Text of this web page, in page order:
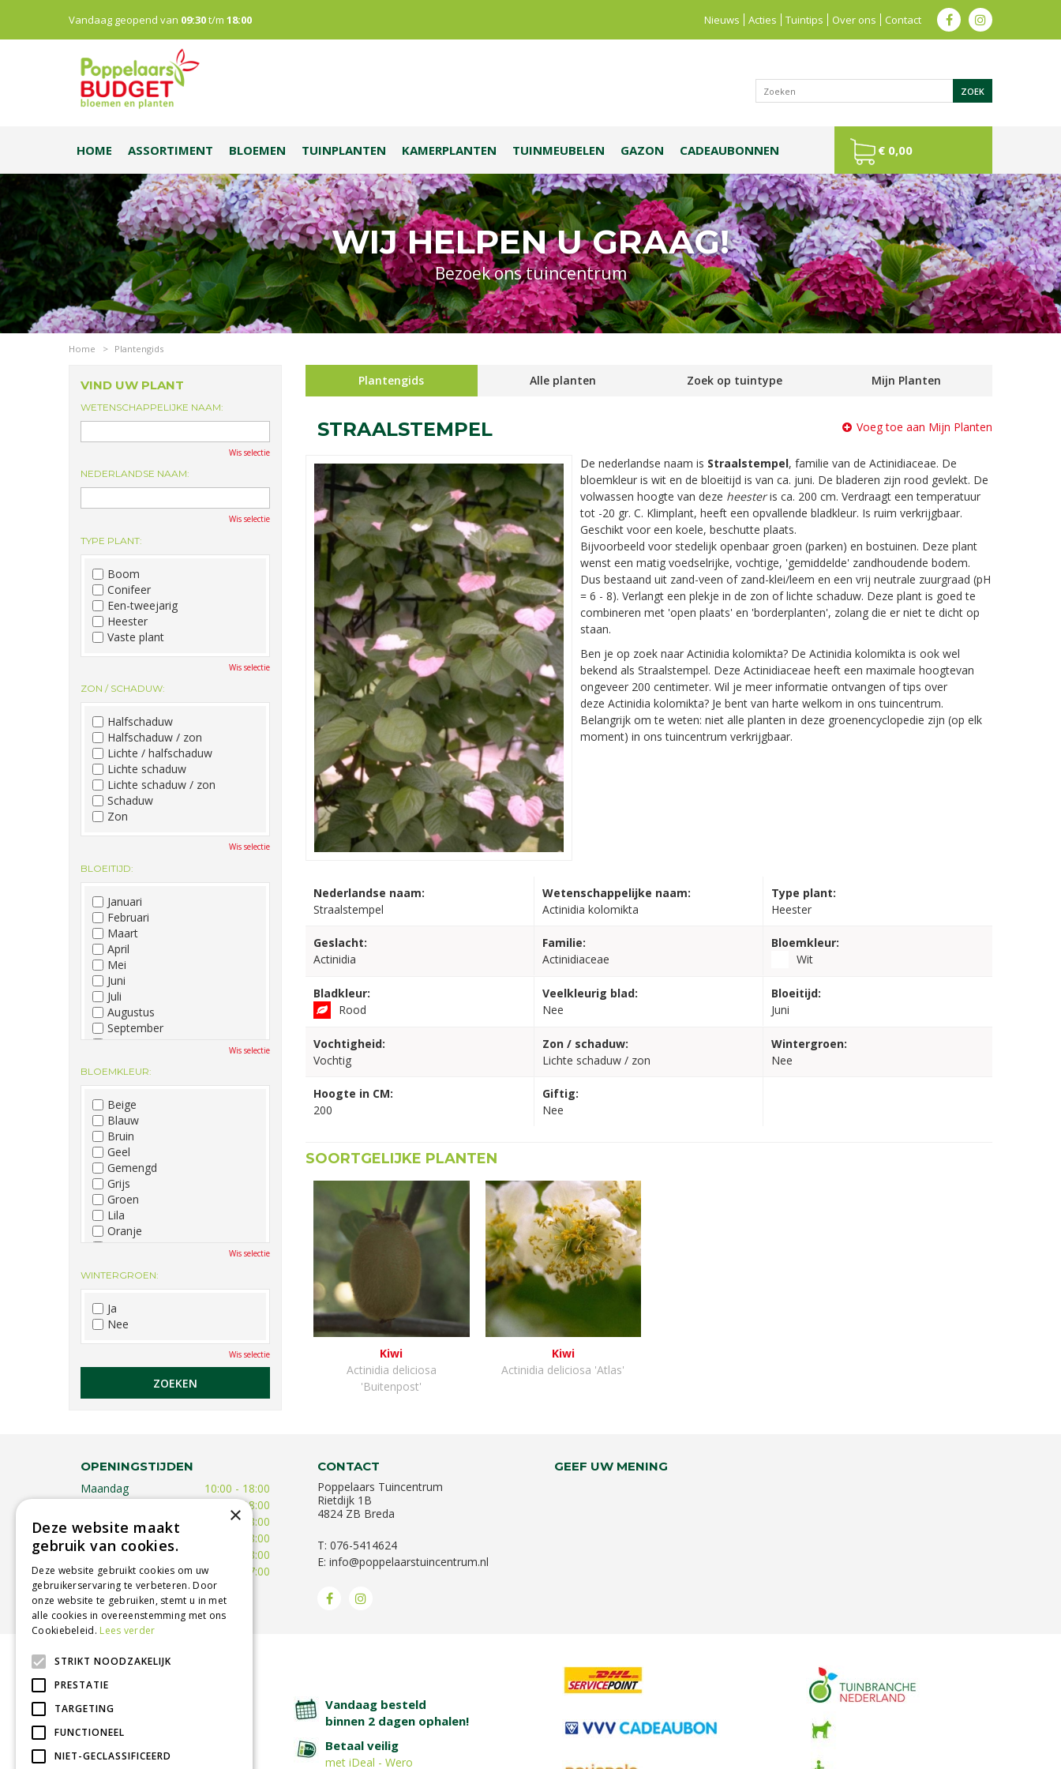
WIJ HELPEN U GRAAG!
Bezoek ons tuincentrum
Home > Plantengids
Vandaag geopend van 09:30t/m 18:00 Nieuws Acties Tuintips Over ons Contact
HOME ASSORTIMENT BLOEMEN TUINPLANTEN KAMERPLANTEN TUINMEUBELEN GAZON CADEAUBONNEN € 0,00
Plantengids Alle planten Zoek op tuintype Mijn Planten
STRAALSTEMPEL Voeg toe aan Mijn Planten
De nederlandse naam is Straalstempel, familie van de Actinidiaceae. De
bloemkleur is wit en de bloeitijd is van ca. juni. De bladeren zijn rood gevlekt. De
volwassen hoogte van deze heesteris ca. 200 cm. Verdraagt een temperatuur
tot -20 gr. C. Klimplant, heeft een opvallende bladkleur. Is ruim verkrijgbaar.
Geschikt voor een koele, beschutte plaats.
Bijvoorbeeld voor stedelijk openbaar groen (parken) en bostuinen. Deze plant
wenst een matig voedselrijke, vochtige, 'gemiddelde' zandhoudende bodem.
Dus bestaand uit zand-veen of zand-klei/leem en een vrij neutrale zuurgraad (pH
= 6 - 8). Verlangt een plekje in de zon of lichte schaduw. Deze plant is goed te
combineren met 'open plaats' en 'borderplanten', zolang die er niet te dicht op
staan.
Ben je op zoek naar Actinidia kolomikta? De Actinidia kolomikta is ook wel
bekend als Straalstempel. Deze Actinidiaceae heeft een maximale hoogtevan
ongeveer 200 centimeter. Wil je meer informatie ontvangen of tips over
deze Actinidia kolomikta? Je bent van harte welkom in ons tuincentrum.
Belangrijk om te weten: niet alle planten in deze groenencyclopedie zijn (op elk
moment) in ons tuincentrum verkrijgbaar.
Nederlandse naam:
Straalstempel
Wetenschappelijke naam:
Actinidia kolomikta
Type plant:
Heester
Geslacht:
Actinidia
Familie:
Actinidiaceae
Bloemkleur:
Wit
Bladkleur:
Rood
Veelkleurig blad:
Nee
Bloeitijd:
Juni
Vochtigheid:
Vochtig
Zon / schaduw:
Lichte schaduw / zon
Wintergroen:
Nee
Hoogte in CM:
200
Giftig:
Nee
SOORTGELIJKE PLANTEN
Kiwi
Actinidia deliciosa
'Buitenpost'
Kiwi
Actinidia deliciosa 'Atlas'
VIND UW PLANT
WETENSCHAPPELIJKE NAAM:
Wis selectie
NEDERLANDSE NAAM:
Wis selectie
TYPE PLANT:
Boom
Conifeer
Een-tweejarig
Heester
Vaste plant
Wis selectie
ZON / SCHADUW:
Halfschaduw
Halfschaduw / zon
Lichte / halfschaduw
Lichte schaduw
Lichte schaduw / zon
Schaduw
Zon
Wis selectie
BLOEITIJD:
Januari
Februari
Maart
April
Mei
Juni
Juli
Augustus
September
December
Wis selectie
BLOEMKLEUR:
Beige
Blauw
Bruin
Geel
Gemengd
Grijs
Groen
Lila
Oranje
Roze
Wit
Zwart
Wis selectie
WINTERGROEN:
Ja
Nee
Wis selectie
OPENINGSTIJDEN
Maandag
10:00 - 18:00
09:30 - 18:00
Woensdag
09:30 - 18:00
Donderdag
09:30 - 18:00
Vrijdag
09:00 - 18:00
Zaterdag
09:00 - 17:00
Toon alle openingstijden
CONTACT
Poppelaars Tuincentrum
Rietdijk 1B
4824 ZB Breda
T: 076-5414624
E: info@poppelaarstuincentrum.nl
GEEF UW MENING
BETROUWBARE SERVICE
Lage verzendkosten
Vandaag besteld
binnen 2 dagen ophalen!
Betaal veilig
met iDeal - Wero
×
Deze website maakt
gebruik van cookies.
Deze website gebruikt cookies om uw
gebruikerservaring te verbeteren. Door
onze website te gebruiken, stemt u in met
alle cookies in overeenstemming met ons
Cookiebeleid. Lees verder
STRIKT NOODZAKELIJK
PRESTATIE
TARGETING
FUNCTIONEEL
NIET-GECLASSIFICEERD